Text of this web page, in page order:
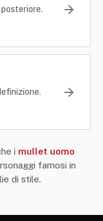
i mullet uomo
famosi in
di stile.